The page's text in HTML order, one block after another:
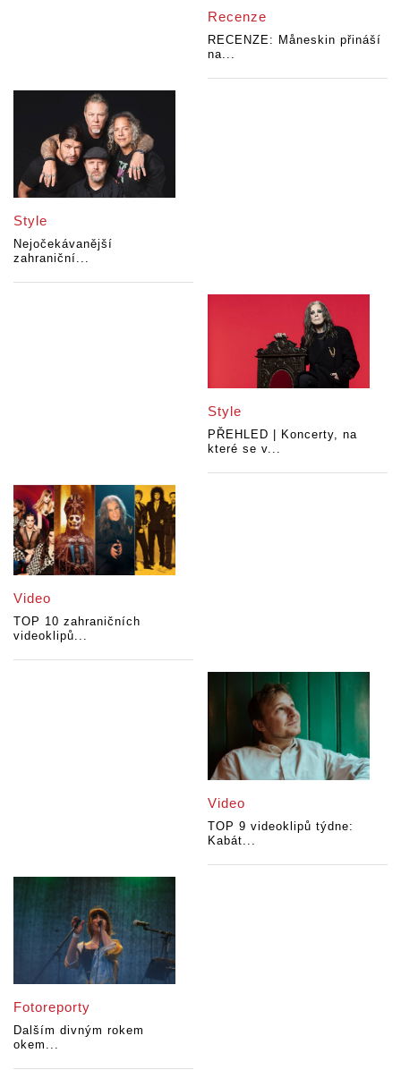
Recenze
RECENZE: Måneskin přináší
na...
Style
Nejočekávanější
zahraniční...
Style
PŘEHLED | Koncerty, na
které se v...
Video
TOP 10 zahraničních
videoklipů...
Video
TOP 9 videoklipů týdne:
Kabát...
Fotoreporty
Dalším divným rokem
okem...